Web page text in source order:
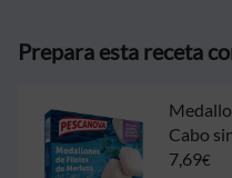
Prepara esta receta
Cabo
7,69€